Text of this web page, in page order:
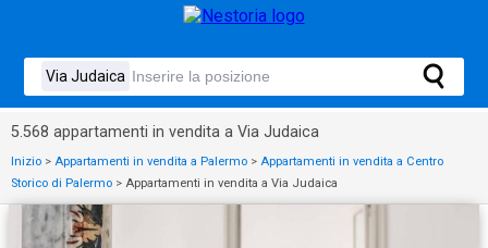
5.568 appartamenti in vendita a Via Judaica
Inizio > Appartamenti in vendita a Palermo > Appartamenti in vendita a Centro
Storico di Palermo > Appartamenti in vendita a Via Judaica